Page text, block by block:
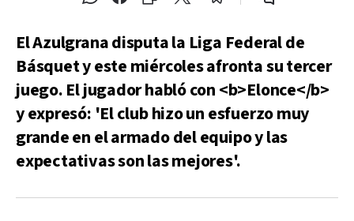
El Azulgrana disputa la Liga Federal de
Básquet y este miércoles afronta su tercer
juego. El jugador habló con <b>Elonce</b>
y expresó: 'El club hizo un esfuerzo muy
grande en el armado del equipo y las
expectativas son las mejores'.